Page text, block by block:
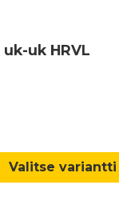
uk HRVL
Valitse variantti